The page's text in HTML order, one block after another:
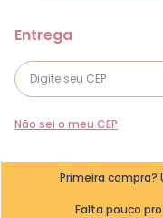
Não sei o meu CEP
Primeira compra?
Falta pouco